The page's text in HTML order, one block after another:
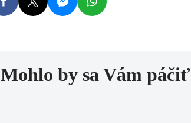
Mohlo by sa Vám páčiť